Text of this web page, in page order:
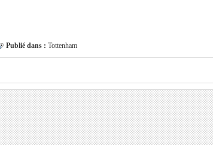
Publié dans : Tottenham